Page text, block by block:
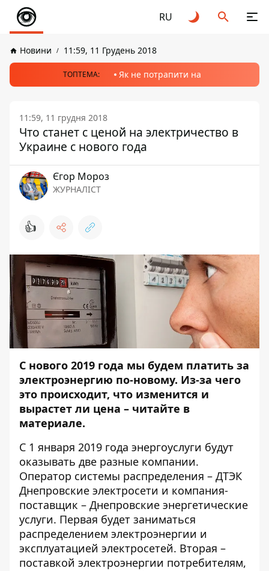
RU
Новини 11:59, 11 Грудень 2018
ТОПТЕМА: Як не потрапити на
11:59, 11 грудня 2018
Что станет с ценой на электричество в
Украине с нового года
Єгор Мороз
ЖУРНАЛІСТ
👍
С нового 2019 года мы будем платить за
электроэнергию по-новому. Из-за чего
это происходит, что изменится и
вырастет ли цена – читайте в
материале.
С 1 января 2019 года энергоуслуги будут
оказывать две разные компании.
Оператор системы распределения – ДТЭК
Днепровские электросети и компания-
поставщик – Днепровские энергетические
услуги. Первая будет заниматься
распределением электроэнергии и
эксплуатацией электросетей. Вторая –
поставкой электроэнергии потребителям,